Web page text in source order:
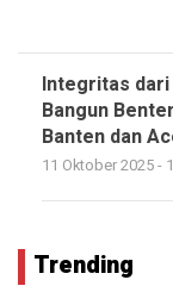
Integritas dari
Bangun
Banten dan
11 Oktober 2025 -
Trending